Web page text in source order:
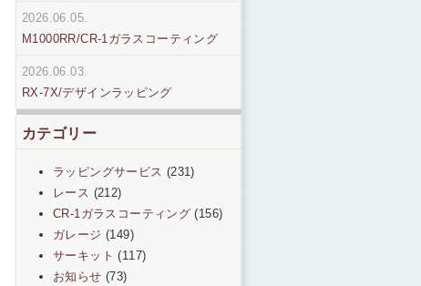
2026.06.05.
M1000RR/CR-1ガラスコーティング
2026.06.03.
RX-7X/デザインラッピング
カテゴリー
ラッピングサービス (231)
レース (212)
CR-1ガラスコーティング (156)
ガレージ (149)
サーキット (117)
お知らせ (73)